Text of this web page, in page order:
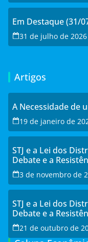
Em Destaque (31/
31 de julho de 2026
Artigos
A Necessidade de
19 de janeiro de
STJ e a Lei dos
Debate e a
3 de novembro de
STJ e a Lei dos
Debate e a
21 de outubro de